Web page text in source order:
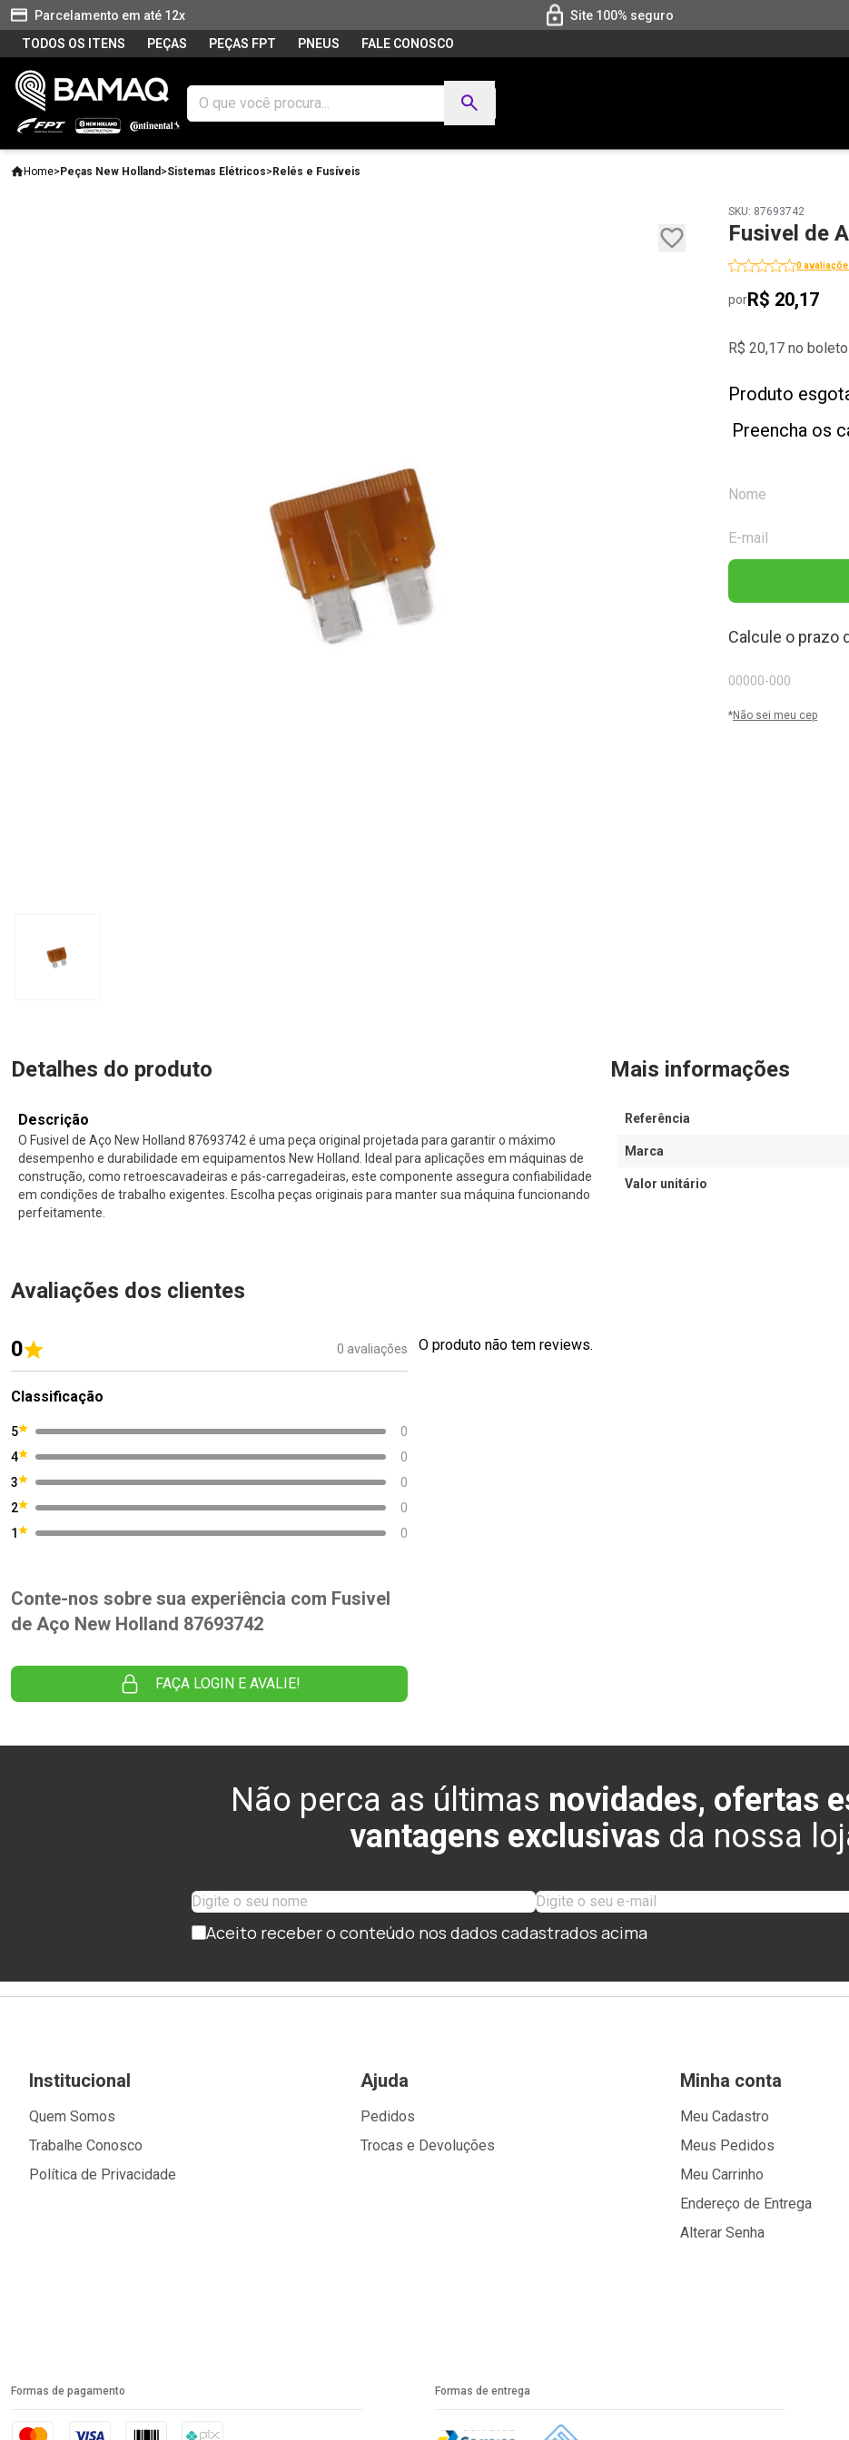
Parcelamento em até 12x Site 100% seguro
TODOS OS ITENS
PEÇAS PEÇAS FPT PNEUS FALE CONOSCO
Home> Peças New Holland >Sistemas Elétricos> Relés e Fusíveis
SKU: 87693742
Fusivel de
0
porR$ 20,17
R$ 20,17 no boleto
Produto
Preencha os
Calcule o prazo
*Não sei meu cep
Detalhes do produto
Descrição
O Fusivel de Aço New Holland 87693742 é uma peça original projetada para garantir o máximo
desempenho e durabilidade em equipamentos New Holland. Ideal para aplicações em máquinas de
construção, como retroescavadeiras e pás-carregadeiras, este componente assegura confiabilidade
em condições de trabalho exigentes. Escolha peças originais para manter sua máquina funcionando
perfeitamente.
Mais informações
Referência
Marca
Valor unitário
Avaliações dos clientes
0 0 avaliações
Classificação
5
0
4
0
3
0
2
0
1
0
Conte-nos sobre sua experiência com Fusivel
de Aço New Holland 87693742
FAÇA LOGIN E AVALIE!
O produto não tem reviews.
Não perca as últimas novidades, ofertas
vantagens exclusivas da nossa
Aceito receber o conteúdo nos dados cadastrados acima
Institucional
Quem Somos
Trabalhe Conosco
Política de Privacidade
Ajuda
Pedidos
Trocas e Devoluções
Minha conta
Meu Cadastro
Meus Pedidos
Meu Carrinho
Endereço de Entrega
Alterar Senha
Formas de pagamento Formas de entrega